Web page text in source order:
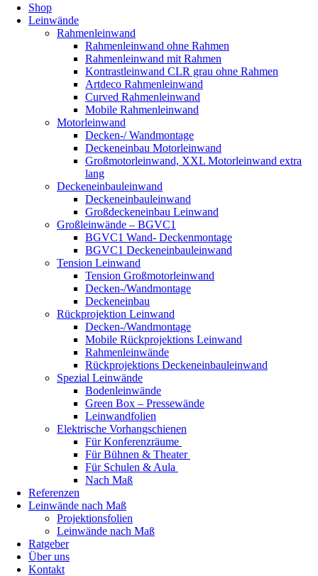
Shop
Leinwände
Rahmenleinwand
Rahmenleinwand ohne Rahmen
Rahmenleinwand mit Rahmen
Kontrastleinwand CLR grau ohne Rahmen
Artdeco Rahmenleinwand
Curved Rahmenleinwand
Mobile Rahmenleinwand
Motorleinwand
Decken-/ Wandmontage
Deckeneinbau Motorleinwand
Großmotorleinwand, XXL Motorleinwand extra
lang
Deckeneinbauleinwand
Deckeneinbauleinwand
Großdeckeneinbau Leinwand
Großleinwände – BGVC1
BGVC1 Wand- Deckenmontage
BGVC1 Deckeneinbauleinwand
Tension Leinwand
Tension Großmotorleinwand
Decken-/Wandmontage
Deckeneinbau
Rückprojektion Leinwand
Decken-/Wandmontage
Mobile Rückprojektions Leinwand
Rahmenleinwände
Rückprojektions Deckeneinbauleinwand
Spezial Leinwände
Bodenleinwände
Green Box – Pressewände
Leinwandfolien
Elektrische Vorhangschienen
Für Konferenzräume
Für Bühnen & Theater
Für Schulen & Aula
Nach Maß
Referenzen
Leinwände nach Maß
Projektionsfolien
Leinwände nach Maß
Ratgeber
Über uns
Kontakt